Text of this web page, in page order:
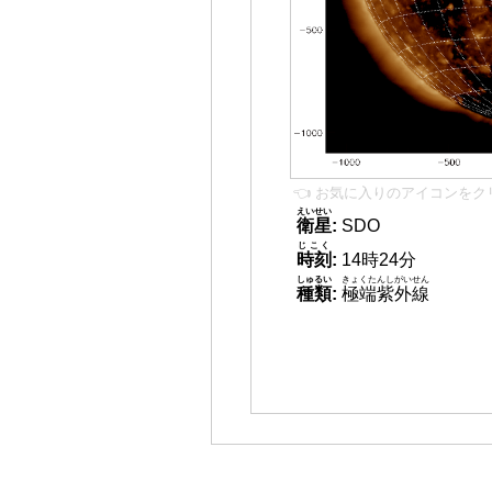
👈 お気に入りのアイコンをク
衛星
えいせい
: SDO
時刻
じこく
: 14時24分
種類
しゅるい
: 極端紫外線
きょくたんしがいせん